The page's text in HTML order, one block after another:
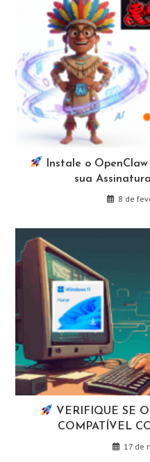
Instale o
sua
8 de
VERIFIQUE SE
COMPATÍVEL
17 de